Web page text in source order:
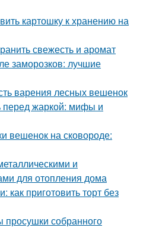
картошку к хранению на
свежесть и аромат
заморозков: лучшие
варения лесных вешенок
жаркой: мифы и
вешенок на сковороде:
и
для отопления дома
приготовить торт без
собранного